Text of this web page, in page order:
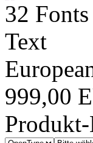
32 Fonts
Text
999,00